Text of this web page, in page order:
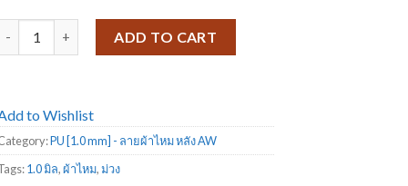
ADD TO CART
to Wishlist
PU [1.0 mm] - ลายผ้าไหม หลัง AW
1.0 มิล,ผ้าไหม,ม่วง